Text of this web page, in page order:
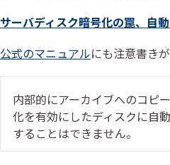
サーバディスク暗号化の罠、自
公式のマニュアルにも注意書き
内部的にアーカイブへのコピ
化を有効にしたディスクに自
することはできません。